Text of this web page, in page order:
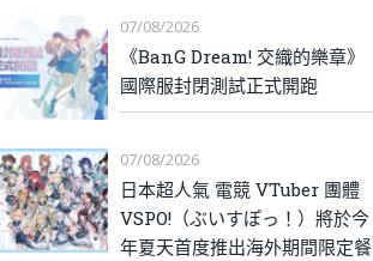
07/08/2026
《BanG Dream! 交織的樂章》
國際服封閉測試正式開跑
07/08/2026
日本超人氣 電競 VTuber 團體
VSPO!（ぶいすぽっ！）將於今
年夏天首度推出海外期間限定餐